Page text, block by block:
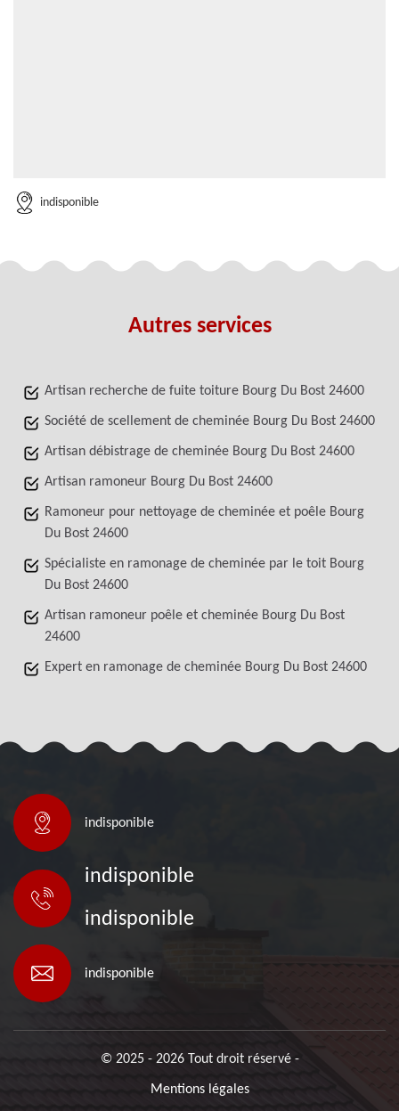
indisponible
Autres services
Artisan recherche de fuite toiture Bourg Du Bost 24600
Société de scellement de cheminée Bourg Du Bost 24600
Artisan débistrage de cheminée Bourg Du Bost 24600
Artisan ramoneur Bourg Du Bost 24600
Ramoneur pour nettoyage de cheminée et poêle Bourg
Du Bost 24600
Spécialiste en ramonage de cheminée par le toit Bourg
Du Bost 24600
Artisan ramoneur poêle et cheminée Bourg Du Bost
24600
Expert en ramonage de cheminée Bourg Du Bost 24600
indisponible
indisponible
indisponible
indisponible
© 2025 - 2026 Tout droit réservé -
Mentions légales